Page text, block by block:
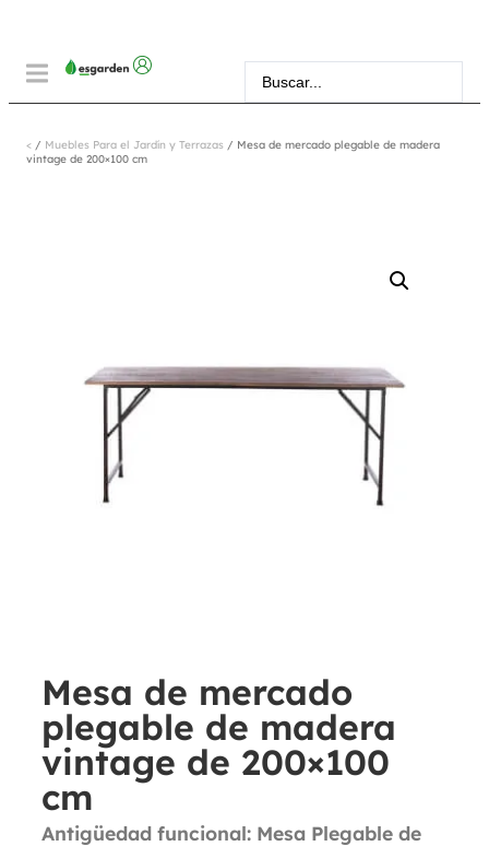
< / Muebles Para el Jardín y Terrazas / Mesa de mercado plegable de madera
vintage de 200×100 cm
Mesa de mercado
plegable de madera
vintage de 200×100
cm
Antigüedad funcional: Mesa Plegable de